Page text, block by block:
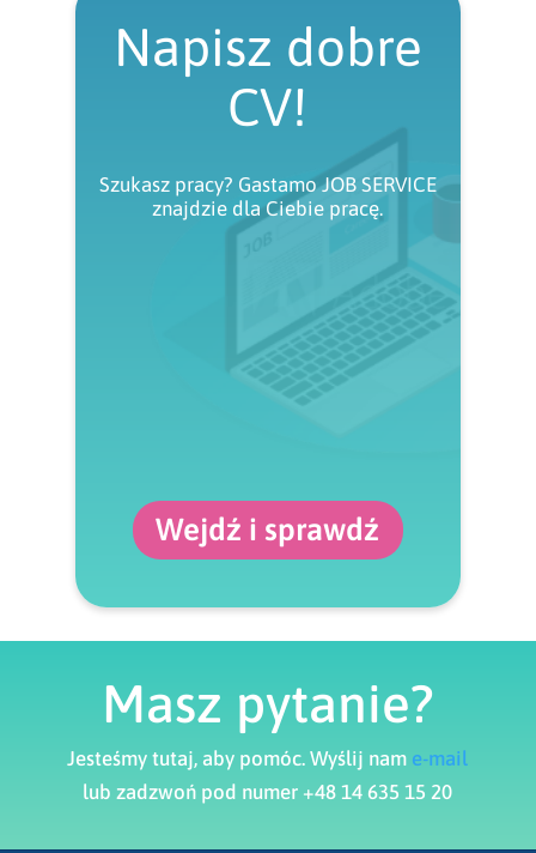
Napisz dobre
CV!
Szukasz pracy? Gastamo JOB SERVICE
znajdzie dla Ciebie pracę.
Wejdź i sprawdź
Masz pytanie?
Jesteśmy tutaj, aby pomóc. Wyślij nam e-mail
lub zadzwoń pod numer +48 14 635 15 20